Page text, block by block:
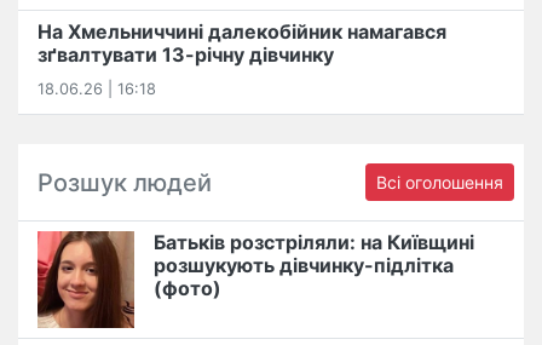
На Хмельниччині далекобійник намагався
зґвалтувати 13-річну дівчинку
18.06.26 | 16:18
Розшук людей Всі оголошення
Батьків розстріляли: на Київщині
розшукують дівчинку-підлітка
(фото)